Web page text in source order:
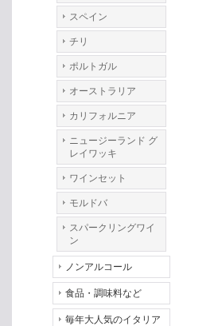
スペイン
チリ
ポルトガル
オーストラリア
カリフォルニア
ニュージーランド グ
レイワッキ
ワインセット
モルドバ
スパークリングワイ
ン
ノンアルコール
食品・調味料など
毎年大人気のイタリア